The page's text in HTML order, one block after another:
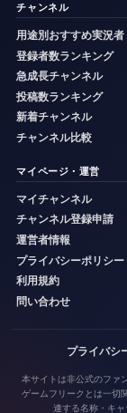
チャンネル
用途別おすすめ実況者
登録者数ランキング
急成長チャンネル
投稿数ランキング
新着チャンネル
チャンネル比較
マイページ・運営
マイチャンネル
チャンネル登録申請
運営者情報
プライバシーポリシー
利用規約
問い合わせ
プライバシ
本サイトは非公式のファ
ゲームフリークとは一切
連する名称・キャ